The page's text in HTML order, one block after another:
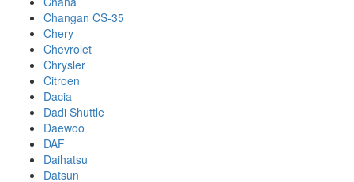
Changan CS-35
Chery
Chevrolet
Chrysler
Citroen
Dacia
Dadi Shuttle
Daewoo
DAF
Daihatsu
Datsun